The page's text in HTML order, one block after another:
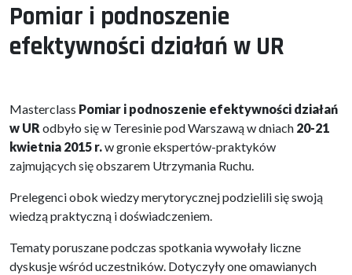
Pomiar i podnoszenie
efektywności działań w UR
Masterclass Pomiar i podnoszenie efektywności działań
w UR odbyło się w Teresinie pod Warszawą w dniach 20-21
kwietnia 2015 r.w gronie ekspertów-praktyków
zajmujących się obszarem Utrzymania Ruchu.
Prelegenci obok wiedzy merytorycznej podzielili się swoją
wiedzą praktyczną i doświadczeniem.
Tematy poruszane podczas spotkania wywołały liczne
dyskusje wśród uczestników. Dotyczyły one omawianych